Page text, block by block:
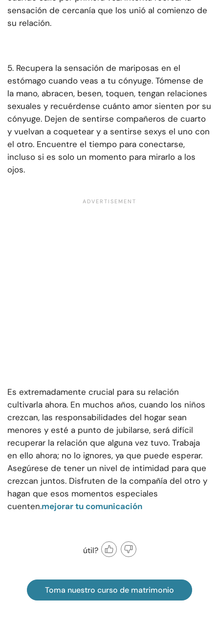
sensación de cercanía que los unió al comienzo de
su relación.
5. Recupera la sensación de mariposas en el
estómago cuando veas a tu cónyuge. Tómense de
la mano, abracen, besen, toquen, tengan relaciones
sexuales y recuérdense cuánto amor sienten por su
cónyuge. Dejen de sentirse compañeros de cuarto
y vuelvan a coquetear y a sentirse sexys el uno con
el otro. Encuentre el tiempo para conectarse,
incluso si es solo un momento para mirarlo a los
ojos.
Es extremadamente crucial para su relación
cultivarla ahora. En muchos años, cuando los niños
crezcan, las responsabilidades del hogar sean
menores y esté a punto de jubilarse, será difícil
recuperar la relación que alguna vez tuvo. Trabaja
en ello ahora; no lo ignores, ya que puede esperar.
Asegúrese de tener un nivel de intimidad para que
crezcan juntos. Disfruten de la compañía del otro y
hagan que esos momentos especiales
cuenten.mejorar tu comunicación
útil?
Toma nuestro curso de matrimonio